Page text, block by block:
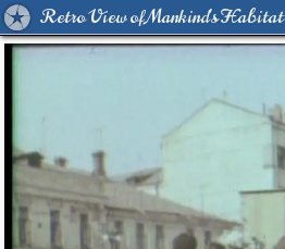
Retro View of Mankind's Habitat